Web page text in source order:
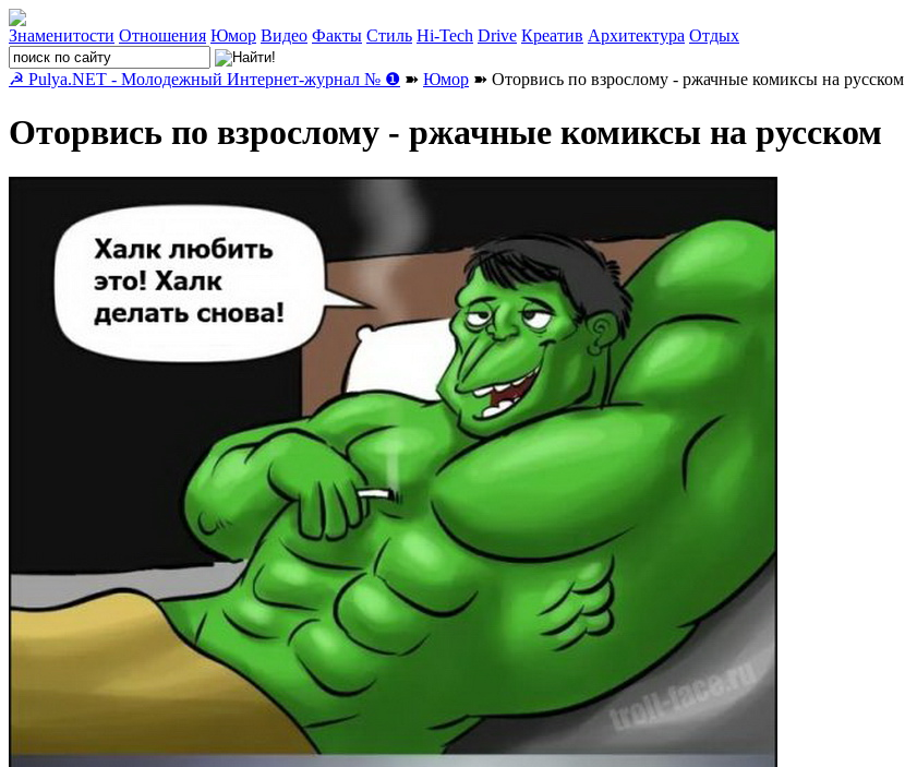
Знаменитости Отношения Юмор Видео Факты Стиль Hi-Tech Drive Креатив Архитектура Отдых
☭ Pulya.NET - Молодежный Интернет-журнал № ❶ ➽ Юмор ➽ Оторвись по взрослому - ржачные комиксы на русском
Оторвись по взрослому - ржачные комиксы на русском